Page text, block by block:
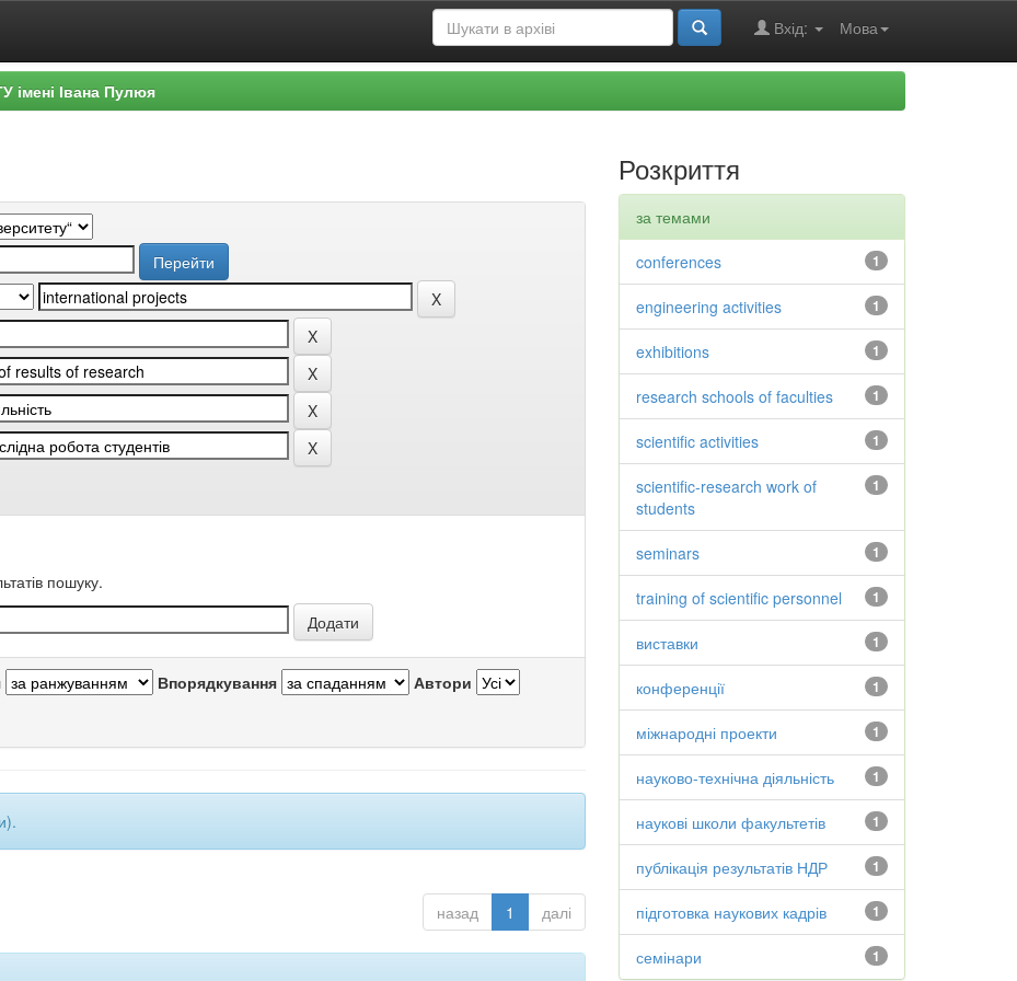
Мова
Вхід:
імені Івана Пулюя
пошуку.
Впорядкування Автори
назад 1 далі
Розкриття
за темами
1
conferences
1
engineering activities
1
exhibitions
1
research schools of faculties
1
scientific activities
1
scientific-research work of
students
1
seminars
1
training of scientific personnel
1
виставки
1
конференції
1
міжнародні проекти
1
науково-технічна діяльність
1
наукові школи факультетів
1
публікація результатів НДР
1
підготовка наукових кадрів
1
семінари